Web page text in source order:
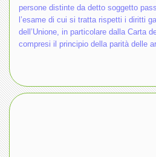
persone distinte da detto soggetto
l’esame di cui si tratta rispetti i diritti
dell’Unione, in particolare dalla Carta
compresi il principio della parità delle